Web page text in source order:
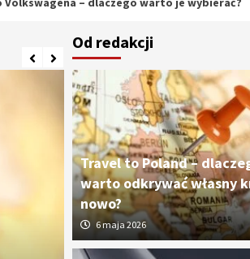
Od redakcji
Travel to Poland –
warto odkrywać własny
nowo?
6 maja 2026